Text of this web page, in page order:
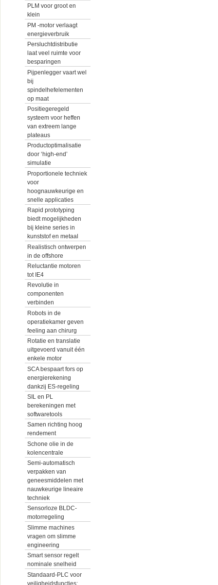
PLM voor groot en
klein
PM -motor verlaagt
energieverbruik
Persluchtdistributie
laat veel ruimte voor
besparingen
Pijpenlegger vaart wel
bij
spindelhefelementen
op maat
Positiegeregeld
systeem voor heffen
van extreem lange
plateaus
Productoptimalisatie
door ‘high-end’
simulatie
Proportionele techniek
voor
hoognauwkeurige en
snelle applicaties
Rapid prototyping
biedt mogelijkheden
bij kleine series in
kunststof en metaal
Realistisch ontwerpen
in de offshore
Reluctantie motoren
tot IE4
Revolutie in
componenten
verbinden
Robots in de
operatiekamer geven
feeling aan chirurg
Rotatie en translatie
uitgevoerd vanuit één
enkele motor
SCA bespaart fors op
energierekening
dankzij ES-regeling
SIL en PL
berekeningen met
softwaretools
Samen richting hoog
rendement
Schone olie in de
kolencentrale
Semi-automatisch
verpakken van
geneesmiddelen met
nauwkeurige lineaire
techniek
Sensorloze BLDC-
motorregeling
Slimme machines
vragen om slimme
engineering
Smart sensor regelt
nominale snelheid
Standaard-PLC voor
veiligheidsfuncties: